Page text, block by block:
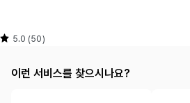
5.0 (50)
이런 서비스를 찾으시나요?